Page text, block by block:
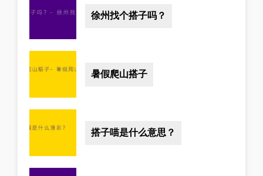
徐州找个搭子吗？
暑假爬山搭子
搭子喵是什么意思？